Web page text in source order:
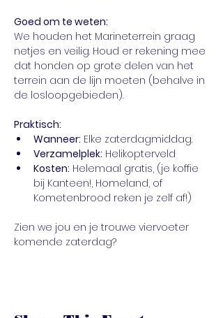
Goed om te weten:
We houden het Marineterrein graag
netjes en veilig. Houd er rekening mee
dat honden op grote delen van het
terrein aan de lijn moeten (behalve in
de losloopgebieden).
Praktisch:
Wanneer: Elke zaterdagmiddag.
Verzamelplek: Helikopterveld
Kosten: Helemaal gratis, (je koffie
bij Kanteen!, Homeland, of
Kometenbrood reken je zelf af!)
Zien we jou en je trouwe viervoeter
komende zaterdag?